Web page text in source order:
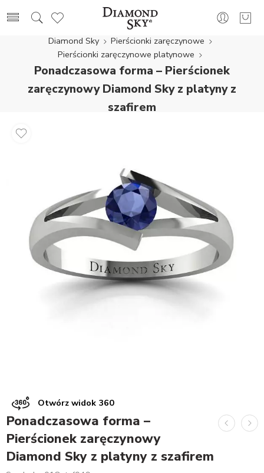
Diamond Sky
Pierścionki zaręczynowe
Pierścionki zaręczynowe platynowe
Ponadczasowa forma – Pierścionek
zaręczynowy Diamond Sky z platyny z
szafirem
Otwórz widok 360
Ponadczasowa forma –
Pierścionek zaręczynowy
Diamond Sky z platyny z szafirem